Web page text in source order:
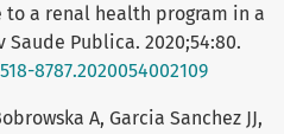
to a renal health program in a
Saude Publica. 2020;54:80.
8787.2020054002109
A, Garcia Sanchez JJ,